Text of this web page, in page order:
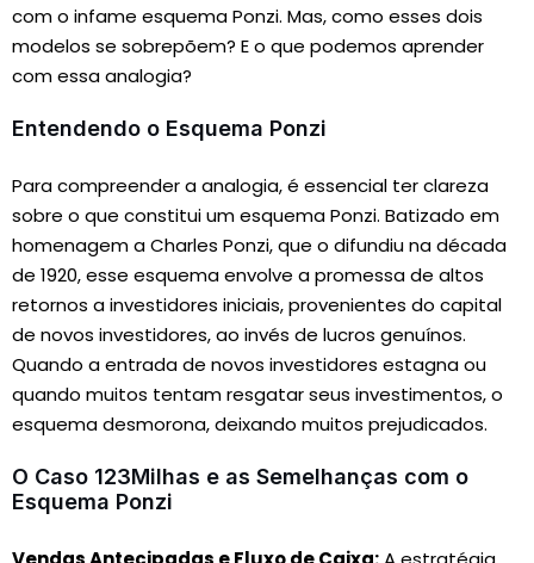
com o infame esquema Ponzi. Mas, como esses dois
modelos se sobrepõem? E o que podemos aprender
com essa analogia?
Entendendo o Esquema Ponzi
Para compreender a analogia, é essencial ter clareza
sobre o que constitui um esquema Ponzi. Batizado em
homenagem a Charles Ponzi, que o difundiu na década
de 1920, esse esquema envolve a promessa de altos
retornos a investidores iniciais, provenientes do capital
de novos investidores, ao invés de lucros genuínos.
Quando a entrada de novos investidores estagna ou
quando muitos tentam resgatar seus investimentos, o
esquema desmorona, deixando muitos prejudicados.
O Caso 123Milhas e as Semelhanças com o
Esquema Ponzi